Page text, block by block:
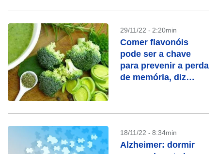
29/11/22 - 2:20min
Comer flavonóis
pode ser a chave
para prevenir a perda
de memória, diz
18/11/22 - 8:34min
Alzheimer: dormir